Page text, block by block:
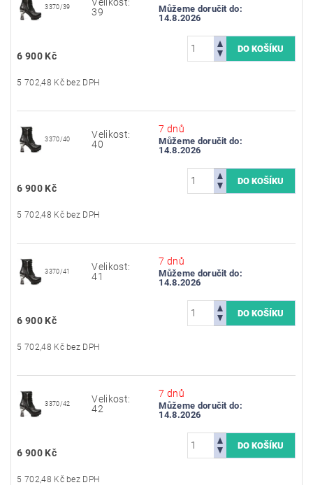
3370/39
39
Můžeme doručit do:
14.8.2026
6 900 Kč
5 702,48 Kč bez DPH
3370/40
Velikost:
40
7 dnů
Můžeme doručit do:
14.8.2026
6 900 Kč
5 702,48 Kč bez DPH
3370/41
Velikost:
41
7 dnů
Můžeme doručit do:
14.8.2026
6 900 Kč
5 702,48 Kč bez DPH
3370/42
Velikost:
42
7 dnů
Můžeme doručit do:
14.8.2026
6 900 Kč
5 702,48 Kč bez DPH